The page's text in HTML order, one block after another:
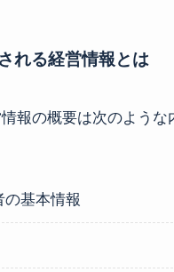
れる経営情報とは
報の概要は次のような
の基本情報